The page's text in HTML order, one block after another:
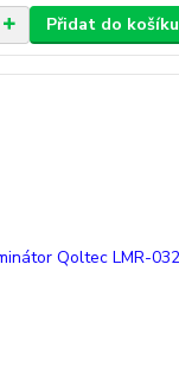
Přidat do košíku